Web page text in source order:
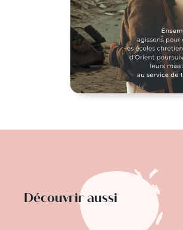
Découvrir aussi